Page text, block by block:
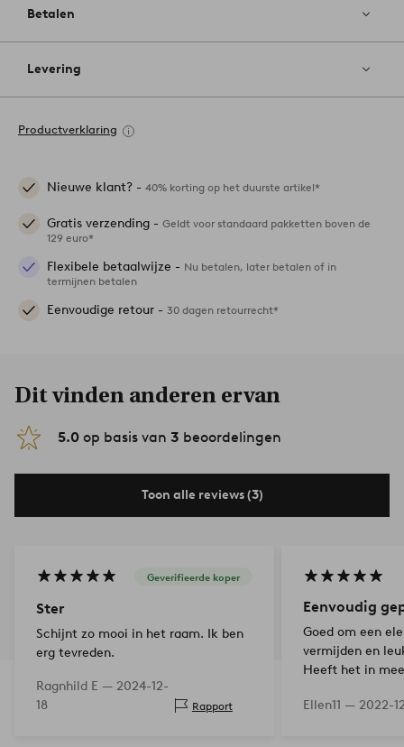
Betalen
Levering
Productverklaring
Nieuwe klant? - 40% korting op het duurste artikel*
Gratis verzending - Geldt voor standaard pakketten boven de
129 euro*
Flexibele betaalwijze - Nu betalen, later betalen of in
termijnen betalen
Eenvoudige retour - 30 dagen retourrecht*
Dit vinden anderen ervan
5.0 op basis van 3 beoordelingen
Toon alle reviews (3)
Geverifieerde koper
Ster
Schijnt zo mooi in het raam. Ik ben
erg tevreden.
Ragnhild E — 2024-12-
18
Rapport
Eenvoudig
Goed om een
vermijden en
Heeft het in
Ellen11 — 2022-